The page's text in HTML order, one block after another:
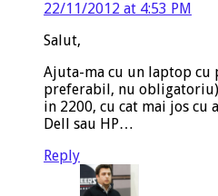
22/11/2012 at 4:53 PM
Salut,
Ajuta-ma cu un laptop cu
preferabil, nu obligatoriu)
in 2200, cu cat mai jos cu
Dell sau HP…
Reply